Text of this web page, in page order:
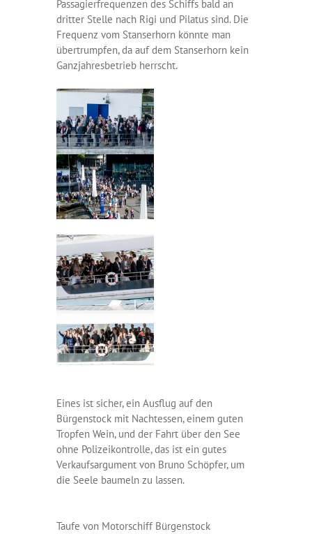
Passagierfrequenzen des Schiffs bald an
dritter Stelle nach Rigi und Pilatus sind. Die
Frequenz vom Stanserhorn könnte man
übertrumpfen, da auf dem Stanserhorn kein
Ganzjahresbetrieb herrscht.
Eines ist sicher, ein Ausflug auf den
Bürgenstock mit Nachtessen, einem guten
Tropfen Wein, und der Fahrt über den See
ohne Polizeikontrolle, das ist ein gutes
Verkaufsargument von Bruno Schöpfer, um
die Seele baumeln zu lassen.
Taufe von Motorschiff Bürgenstock